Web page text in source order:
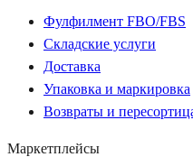
Фулфилмент FBO/FBS
Складские услуги
Доставка
Упаковка и маркировка
Возвраты и
Маркетплейсы